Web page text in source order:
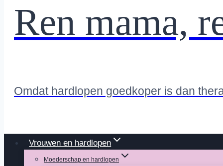
Ren mama,
Omdat hardlopen goedkoper is dan
Vrouwen en hardlopen
Moederschap en hardlopen